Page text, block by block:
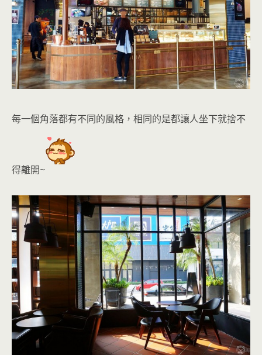
每一個角落都有不同的風格，相同的是都讓人坐下就捨不
得離開~